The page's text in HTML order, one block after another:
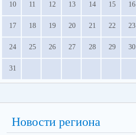
10 11 12 13 14 15 16
17 18 19 20 21 22 23
24 25 26 27 28 29 30
31
Новости региона